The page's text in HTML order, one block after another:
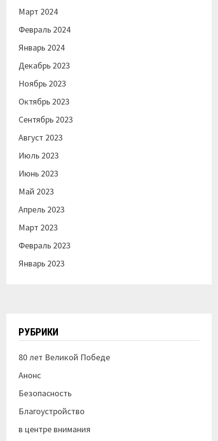
Март 2024
Февраль 2024
Январь 2024
Декабрь 2023
Ноябрь 2023
Октябрь 2023
Сентябрь 2023
Август 2023
Июль 2023
Июнь 2023
Май 2023
Апрель 2023
Март 2023
Февраль 2023
Январь 2023
РУБРИКИ
80 лет Великой Победе
Анонс
Безопасность
Благоустройство
в центре внимания